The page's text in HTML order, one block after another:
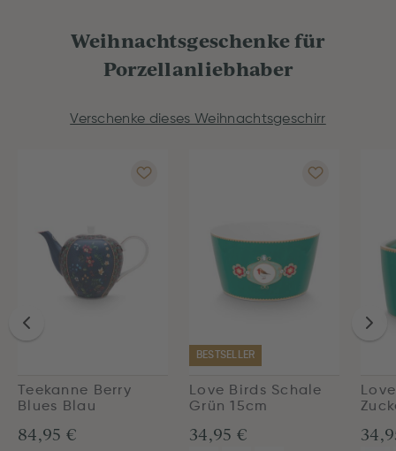
Weihnachtsgeschenke für
Porzellanliebhaber
Verschenke dieses Weihnachtsgeschirr
Teekanne Berry
Blues Blau
84,95 €
BESTSELLER
Love Birds Schale
Grün 15cm
34,95 €